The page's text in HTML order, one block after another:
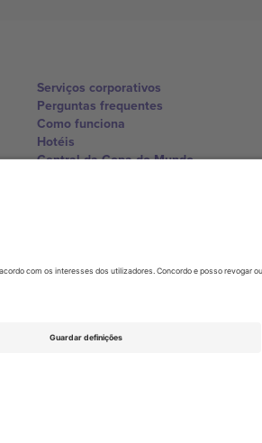
Serviços corporativos
Perguntas frequentes
Como funciona
Hotéis
Central da Copa do Mundo